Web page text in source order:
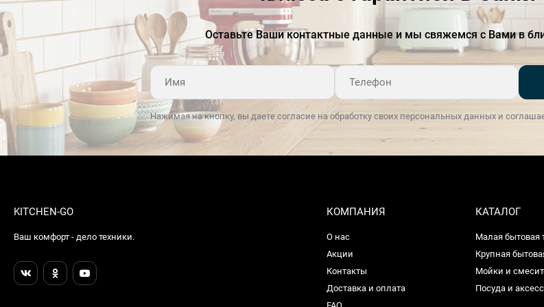
в сочетании с высоким классом
энергопотребления вытяжки обеспечивает
экономичность использования.Ключевые
преимущества:Индукционная варочная панель
с встроенной вытяжкойЭлегантный дизайн
и высокое качество изготовленияШирокий
набор функций для удобства и безопасности
использования
Материал варочной панели стеклокерамика
Монтаж над
Напряжение, В 220-240
Определение наличия
посуды
Панель управления
Уровень шума в режиме
отвода
Встроенная вытяжка Есть
Оставьте Ваши контактные данные и мы свяжемся с Вами в
Нажимая на кнопку, вы даете согласие на обработку своих персональных данных и
KITCHEN-GO
Ваш комфорт - дело техники.
КОМПАНИЯ
О нас
Акции
Контакты
Доставка и оплата
КАТАЛОГ
Малая бытовая
Крупная
Мойки и
Посуда и